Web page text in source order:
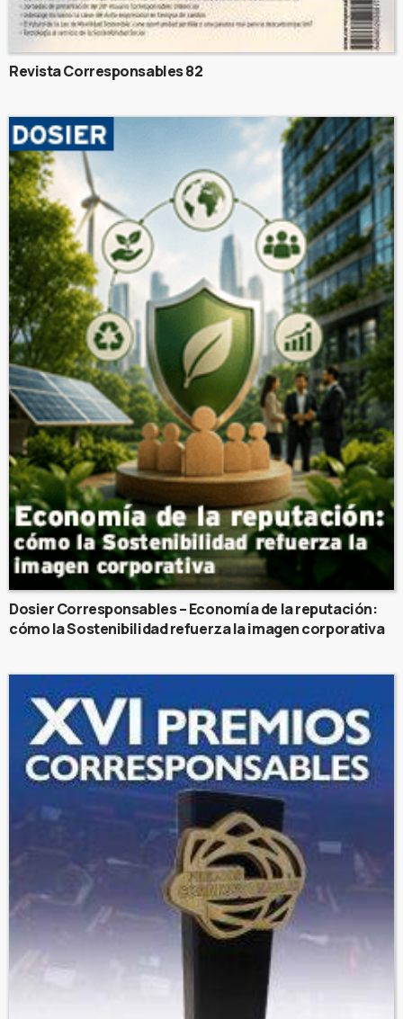
Revista Corresponsables 82
Dosier Corresponsables – Economía de la reputación:
cómo la Sostenibilidad refuerza la imagen corporativa